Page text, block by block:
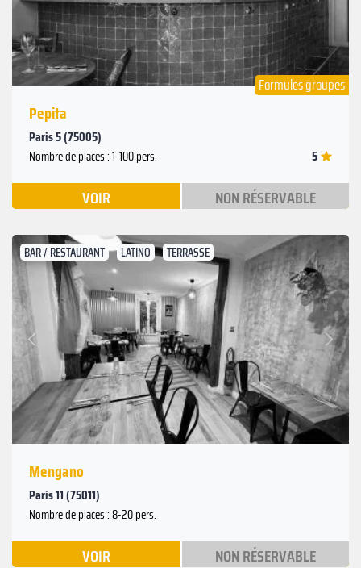
Formules groupes
Pepita
Paris 5 (75005)
Nombre de places : 1-100 pers. 5
VOIR NON RÉSERVABLE
BAR / RESTAURANT LATINO TERRASSE
Précédent
Suivant
Mengano
Paris 11 (75011)
Nombre de places : 8-20 pers.
VOIR NON RÉSERVABLE